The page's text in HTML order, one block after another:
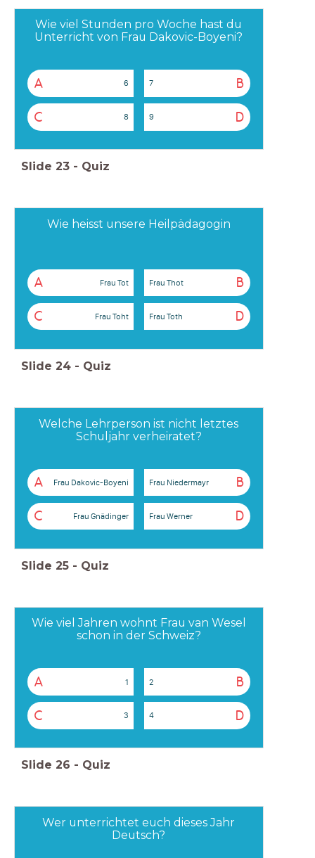
Wie viel Stunden pro Woche hast du
Unterricht von Frau Dakovic-Boyeni?
A 6 B
7
C 8 D
9
Slide 23 - Quiz
Wie heisst unsere Heilpädagogin
A Frau Tot B
Frau Thot
C Frau Toht D
Frau Toth
Slide 24 - Quiz
Welche Lehrperson ist nicht letztes
Schuljahr verheiratet?
A Frau Dakovic-Boyeni B
Frau Niedermayr
C Frau Gnädinger D
Frau Werner
Slide 25 - Quiz
Wie viel Jahren wohnt Frau van Wesel
schon in der Schweiz?
A 1 B
2
C 3 D
4
Slide 26 - Quiz
Wer unterrichtet euch dieses Jahr
Deutsch?